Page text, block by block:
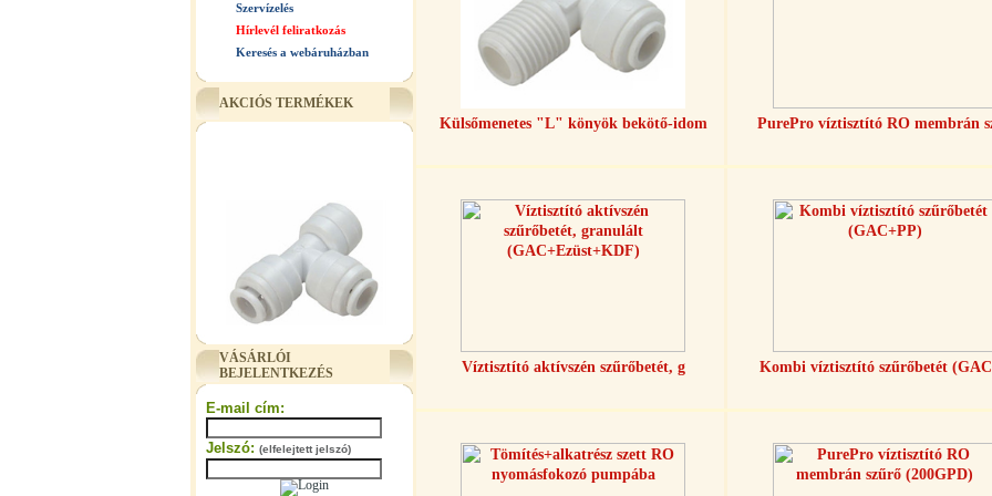
Szervízelés
Hírlevél feliratkozás
Keresés a webáruházban
AKCIÓS TERMÉKEK
"T" elosztó-idom 3/8"x1/4"x3/8",
Quick
320,-Ft
---------
VÁSÁRLÓI
BEJELENTKEZÉS
E-mail cím:
Jelszó: (elfelejtett jelszó)
Külsőmenetes "L" könyök bekötő-idom PurePro víztisztító RO membrán
Víztisztító aktívszén szűrőbetét, g Kombi víztisztító szűrőbetét